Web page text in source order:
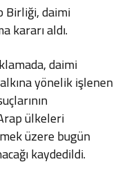
Birliği, daimi
kararı aldı.
daimi
yönelik işlenen
ülkeleri
üzere bugün
kaydedildi.